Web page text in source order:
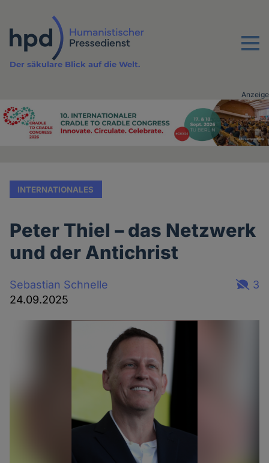
Inhalt
Menu
Der säkulare Blick auf die Welt.
Advertising
Anzeige
INTERNATIONALES
Peter Thiel – das Netzwerk
und der Antichrist
Sebastian Schnelle
24.09.2025
3